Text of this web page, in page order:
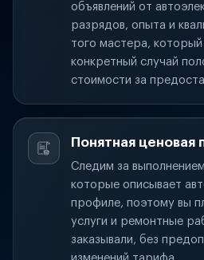
объявлений от
разрядов, опыта и
того мастера,
конкретный случай
стоимости за
Понятная ценовая
Следим за
которые описывает
профиле, поэтому вы
услуги и ремонтные
заказывали, без